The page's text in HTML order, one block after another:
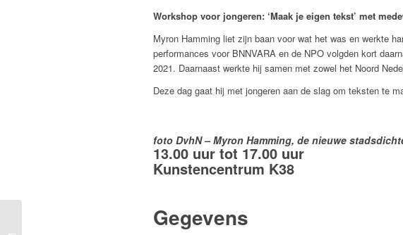
Workshop voor jongeren: ‘Maak je eigen tekst’ met
Myron Hamming liet zijn baan voor wat het was en werkte
performances voor BNNVARA en de NPO volgden kort
2021. Daarnaast werkte hij samen met zowel het Noord
Deze dag gaat hij met jongeren aan de slag om teksten te
foto DvhN – Myron Hamming, de nieuwe
13.00 uur tot 17.00 uur
Kunstencentrum K38
Gegevens